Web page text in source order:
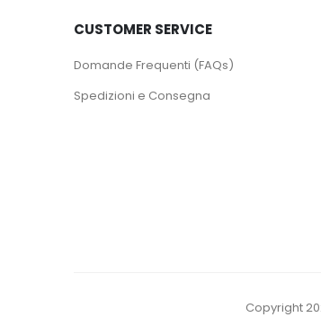
CUSTOMER SERVICE
Domande Frequenti (FAQs)
Spedizioni e Consegna
Copyright